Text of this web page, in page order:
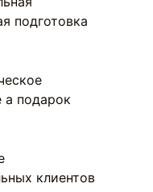
подготовка
а подарок
клиентов